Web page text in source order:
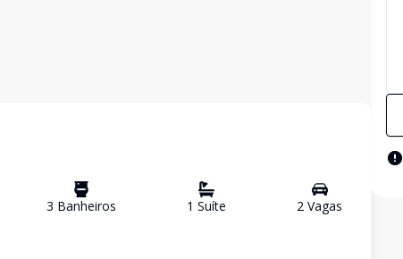
3 Banheiros 1 Suíte 2 Vagas